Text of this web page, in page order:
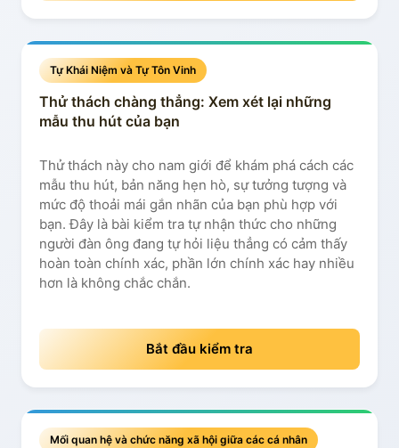
Tự Khái Niệm và Tự Tôn Vinh
Thử thách chàng thẳng: Xem xét lại những
mẫu thu hút của bạn
Thử thách này cho nam giới để khám phá cách các
mẫu thu hút, bản năng hẹn hò, sự tưởng tượng và
mức độ thoải mái gắn nhãn của bạn phù hợp với
bạn. Đây là bài kiểm tra tự nhận thức cho những
người đàn ông đang tự hỏi liệu thẳng có cảm thấy
hoàn toàn chính xác, phần lớn chính xác hay nhiều
hơn là không chắc chắn.
Bắt đầu kiểm tra
Mối quan hệ và chức năng xã hội giữa các cá nhân